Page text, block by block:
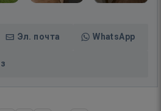
Эл. почта WhatsApp